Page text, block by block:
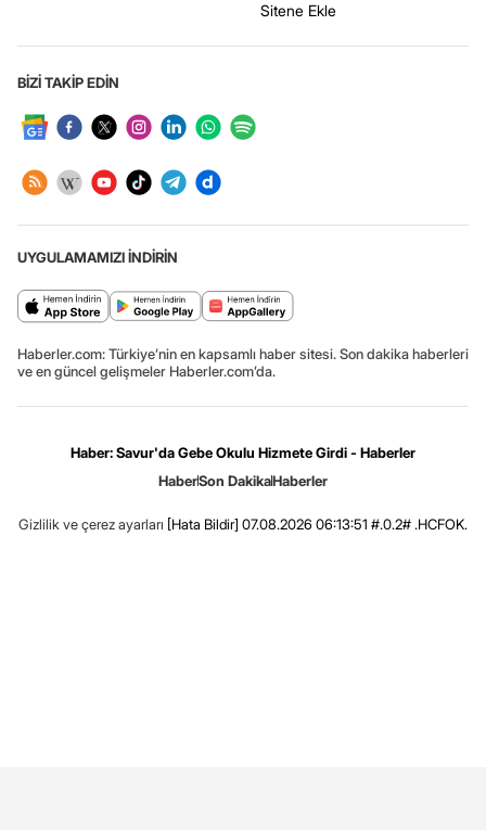
Sitene Ekle
BİZİ TAKİP EDİN
UYGULAMAMIZI İNDİRİN
Haberler.com: Türkiye’nin en kapsamlı haber sitesi. Son dakika haberleri
ve en güncel gelişmeler Haberler.com’da.
Haber: Savur'da Gebe Okulu Hizmete Girdi - Haberler
HaberSon DakikaHaberler
Gizlilik ve çerez ayarları [Hata Bildir] 07.08.2026 06:13:51 #.0.2# .HCFOK.